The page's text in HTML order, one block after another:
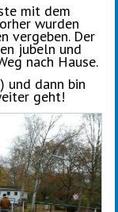
mit dem
wurden
vergeben. Der
jubeln und
nach Hause.
und dann bin
geht!